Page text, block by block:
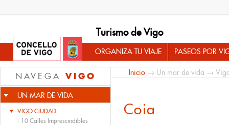
Turismo de Vigo
ORGANIZA TU VIAJE PASEOS POR
NAVEGA VIGO
UN MAR DE VIDA
VIGO CIUDAD
- 10 Calles Imprescindibles
Inicio → Un mar de vida →
Coia